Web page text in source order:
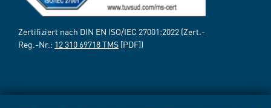
Zertifiziert nach DIN EN ISO/IEC 27001:2022 (Zert.-
Reg.-Nr.: 12 310 69718 TMS [PDF])